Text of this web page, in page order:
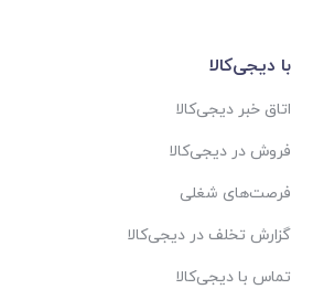
با دیجی‌کالا
اتاق خبر دیجی‌کالا
فروش در دیجی‌کالا
فرصت‌های شغلی
گزارش تخلف در دیجی‌کالا
تماس با دیجی‌کالا